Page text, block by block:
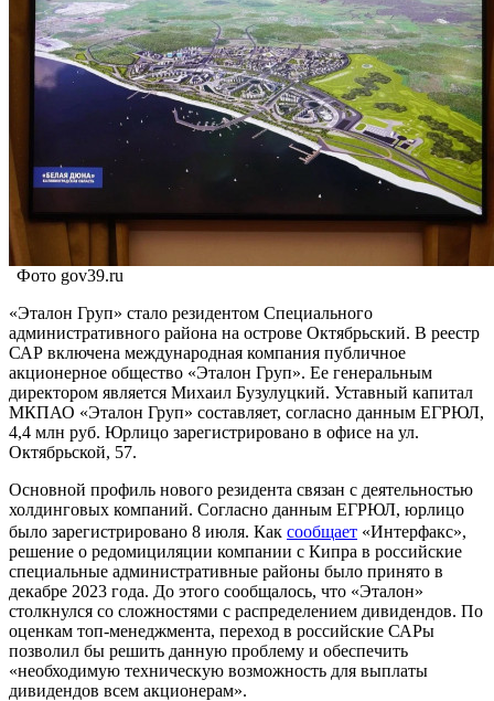
Фото gov39.ru
«Эталон Груп» стало резидентом Специального
административного района на острове Октябрьский. В реестр
САР включена международная компания публичное
акционерное общество «Эталон Груп». Ее генеральным
директором является Михаил Бузулуцкий. Уставный капитал
МКПАО «Эталон Груп» составляет, согласно данным ЕГРЮЛ,
4,4 млн руб. Юрлицо зарегистрировано в офисе на ул.
Октябрьской, 57.
Основной профиль нового резидента связан с деятельностью
холдинговых компаний. Согласно данным ЕГРЮЛ, юрлицо
было зарегистрировано 8 июля. Как сообщает «Интерфакс»,
решение о редомициляции компании с Кипра в российские
специальные административные районы было принято в
декабре 2023 года. До этого сообщалось, что «Эталон»
столкнулся со сложностями c распределением дивидендов. По
оценкам топ-менеджмента, переход в российские САРы
позволил бы решить данную проблему и обеспечить
«необходимую техническую возможность для выплаты
дивидендов всем акционерам».